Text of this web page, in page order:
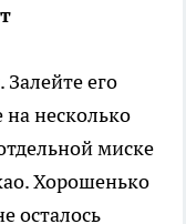
его
несколько
миске
Хорошенько
осталось